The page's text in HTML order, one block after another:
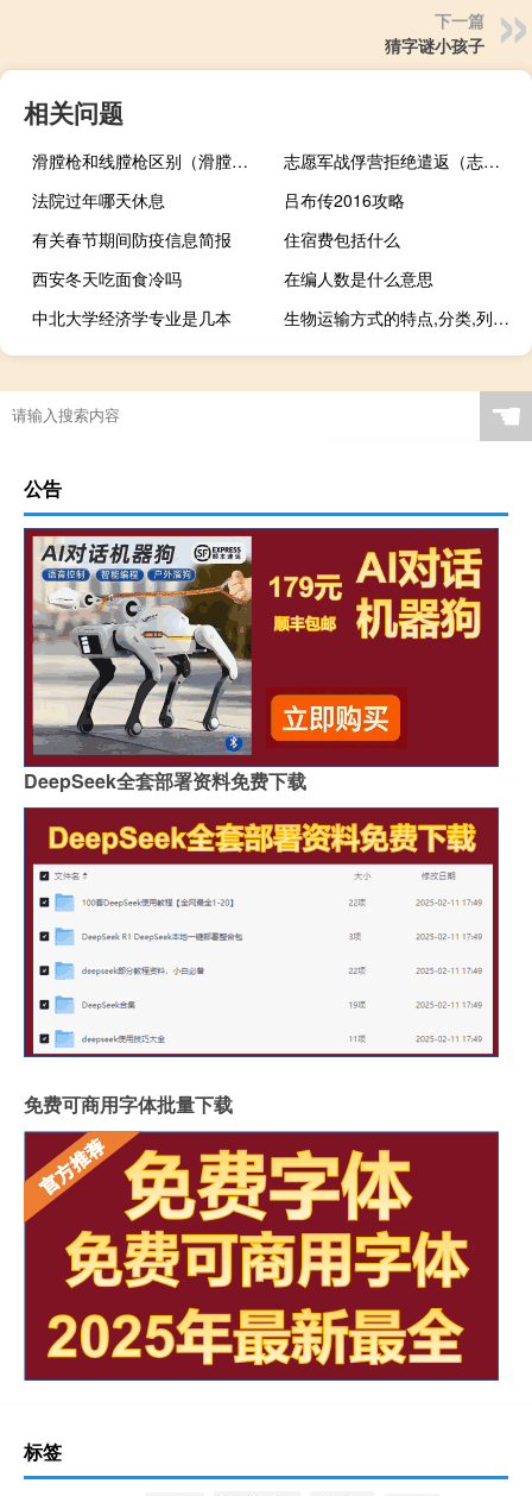
下一篇
猜字谜小孩子
相关问题
滑膛枪和线膛枪区别（滑膛枪）
志愿军战俘营拒绝遣返（志愿军战俘反迫害斗争简介）
法院过年哪天休息
吕布传2016攻略
有关春节期间防疫信息简报
住宿费包括什么
西安冬天吃面食冷吗
在编人数是什么意思
中北大学经济学专业是几本
生物运输方式的特点,分类,列举（生物运输方式）
☚
公告
DeepSeek全套部署资料免费下载
免费可商用字体批量下载
标签